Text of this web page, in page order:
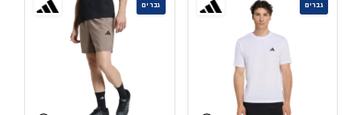
גברים גברים